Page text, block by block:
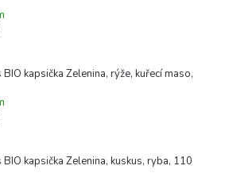
kapsička Zelenina, rýže, kuřecí maso,
kapsička Zelenina, kuskus, ryba, 110